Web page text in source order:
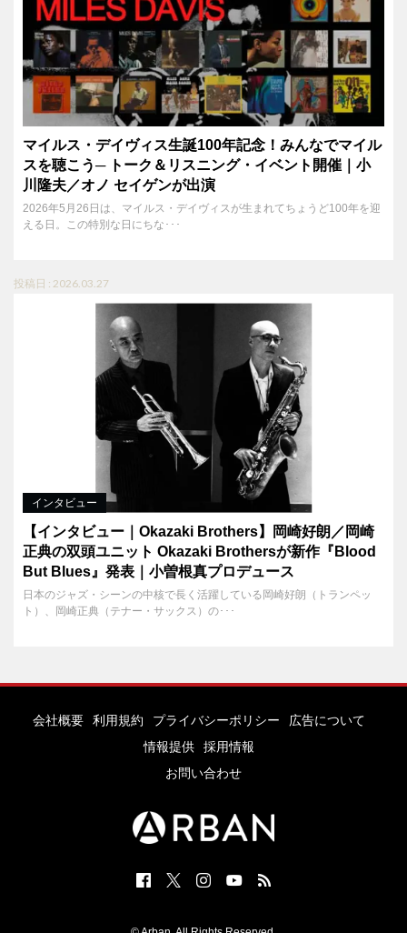
マイルス・デイヴィス生誕100年記念！みんなでマイル
スを聴こう─ トーク＆リスニング・イベント開催｜小
川隆夫／オノ セイゲンが出演
2026年5月26日は、マイルス・デイヴィスが生まれてちょうど100年を迎
える日。この特別な日にちな･･･
投稿日 : 2026.03.27
インタビュー
【インタビュー｜Okazaki Brothers】岡崎好朗／岡崎
正典の双頭ユニット Okazaki Brothersが新作『Blood
But Blues』発表｜小曽根真プロデュース
日本のジャズ・シーンの中核で長く活躍している岡崎好朗（トランペッ
ト）、岡崎正典（テナー・サックス）の･･･
会社概要 利用規約 プライバシーポリシー
広告について
情報提供
採用情報
お問い合わせ